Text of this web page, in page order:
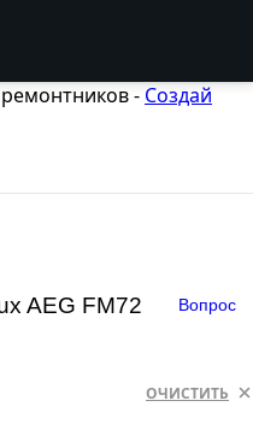
- Создай
AEG FM72 Вопрос
ОЧИСТИТЬ